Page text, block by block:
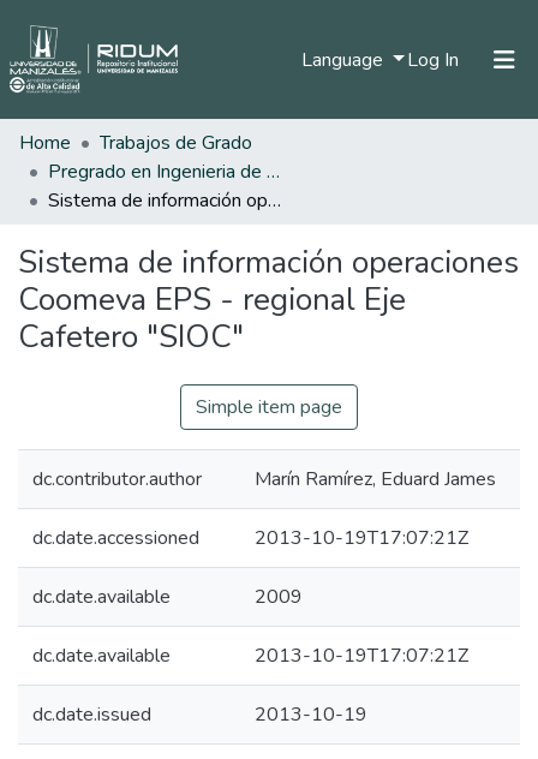
Language Log In (current)
Home
Trabajos de Grado
Pregrado en Ingenieria de Sistemas y Telecomunicaciones
Sistema de información operaciones Coomeva EPS - regional Eje Cafetero "SIOC"
Sistema de información operaciones
Coomeva EPS - regional Eje
Cafetero "SIOC"
Simple item page
dc.contributor.author Marín Ramírez, Eduard James
dc.date.accessioned 2013-10-19T17:07:21Z
dc.date.available 2009
dc.date.available 2013-10-19T17:07:21Z
dc.date.issued 2013-10-19